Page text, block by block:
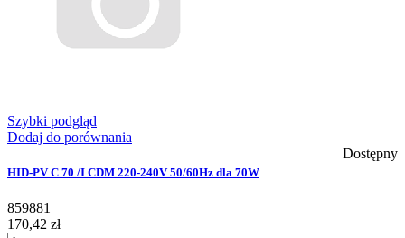
Szybki podgląd
Dodaj do porównania
Dostępny
HID-PV C 70 /I CDM 220-240V 50/60Hz dla 70W
859881
170,42 zł